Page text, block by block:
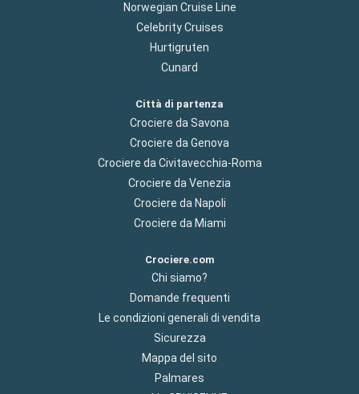
Norwegian Cruise Line
Celebrity Cruises
Hurtigruten
Cunard
Città di partenza
Crociere da Savona
Crociere da Genova
Crociere da Civitavecchia-Roma
Crociere da Venezia
Crociere da Napoli
Crociere da Miami
Crociere.com
Chi siamo?
Domande frequenti
Le condizioni generali di vendita
Sicurezza
Mappa del sito
Palmares